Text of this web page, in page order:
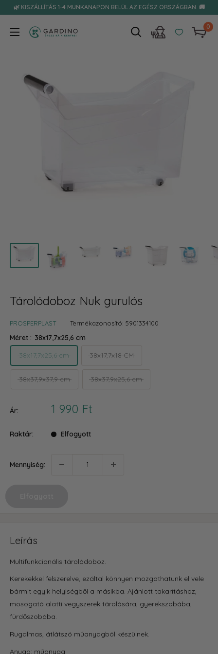
Tovább🌿 KISZÁLLÍTÁS 1-4 MUNKANAPON BELÜL AZ EGÉSZ ORSZÁGBAN. 🚚
Gardino
0
Tárolódoboz Nuk gurulós
PROSPERPLAST Termékazonosító: 5901334100
Méret : 38x17,7x25,6 cm
38x17,7x25,6 cm
38x17,7x18 CM
38x37,9x37,9 cm 38x37,9x25,6 cm
Ár:
Akciós
1 990 Ft
Raktár: Elfogyott
Mennyiség:
Leírás
Multifunkcionális tárolódoboz.
Kerekekkel felszerelve, ezáltal könnyen mozgathatunk el vele
bármit egyik helyiségből a másikba. Ajánlott takarításhoz,
mosogató alatti vegyszerek tárolására, gyerekszobába,
fürdőszobába.
Rugalmas, átlátszó műanyagból készülnek.
Anyag: műanyag